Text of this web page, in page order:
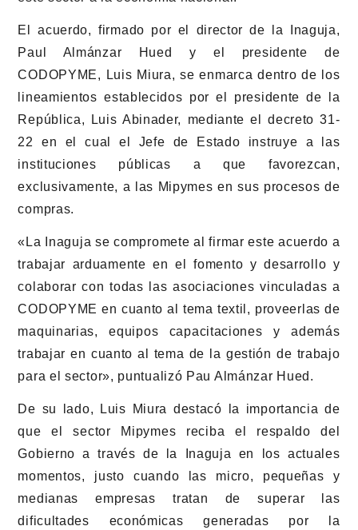
El acuerdo, firmado por el director de la Inaguja,
Paul Almánzar Hued y el presidente de
CODOPYME, Luis Miura, se enmarca dentro de los
lineamientos establecidos por el presidente de la
República, Luis Abinader, mediante el decreto 31-
22 en el cual el Jefe de Estado instruye a las
instituciones públicas a que favorezcan,
exclusivamente, a las Mipymes en sus procesos de
compras.
«La Inaguja se compromete al firmar este acuerdo a
trabajar arduamente en el fomento y desarrollo y
colaborar con todas las asociaciones vinculadas a
CODOPYME en cuanto al tema textil, proveerlas de
maquinarias, equipos capacitaciones y además
trabajar en cuanto al tema de la gestión de trabajo
para el sector», puntualizó Pau Almánzar Hued.
De su lado, Luis Miura destacó la importancia de
que el sector Mipymes reciba el respaldo del
Gobierno a través de la Inaguja en los actuales
momentos, justo cuando las micro, pequeñas y
medianas empresas tratan de superar las
dificultades económicas generadas por la